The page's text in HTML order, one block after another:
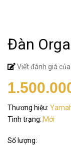
Đàn
Viết đánh giá
Thương hiệu:
Tình trạng: Mới
Số lượng: